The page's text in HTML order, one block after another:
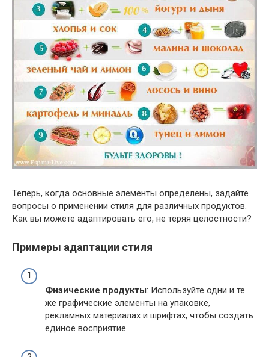
Теперь, когда основные элементы определены, задайте
вопросы о применении стиля для различных продуктов.
Как вы можете адаптировать его, не теряя целостности?
Примеры адаптации стиля
Физические продукты: Используйте одни и те
же графические элементы на упаковке,
рекламных материалах и шрифтах, чтобы создать
единое восприятие.